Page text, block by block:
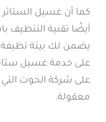
كما أن غسيل
أيضًا تقنية التنظيف
يضمن لك بيئة
على خدمة غسيل
على شركة الحوت
معقولة.